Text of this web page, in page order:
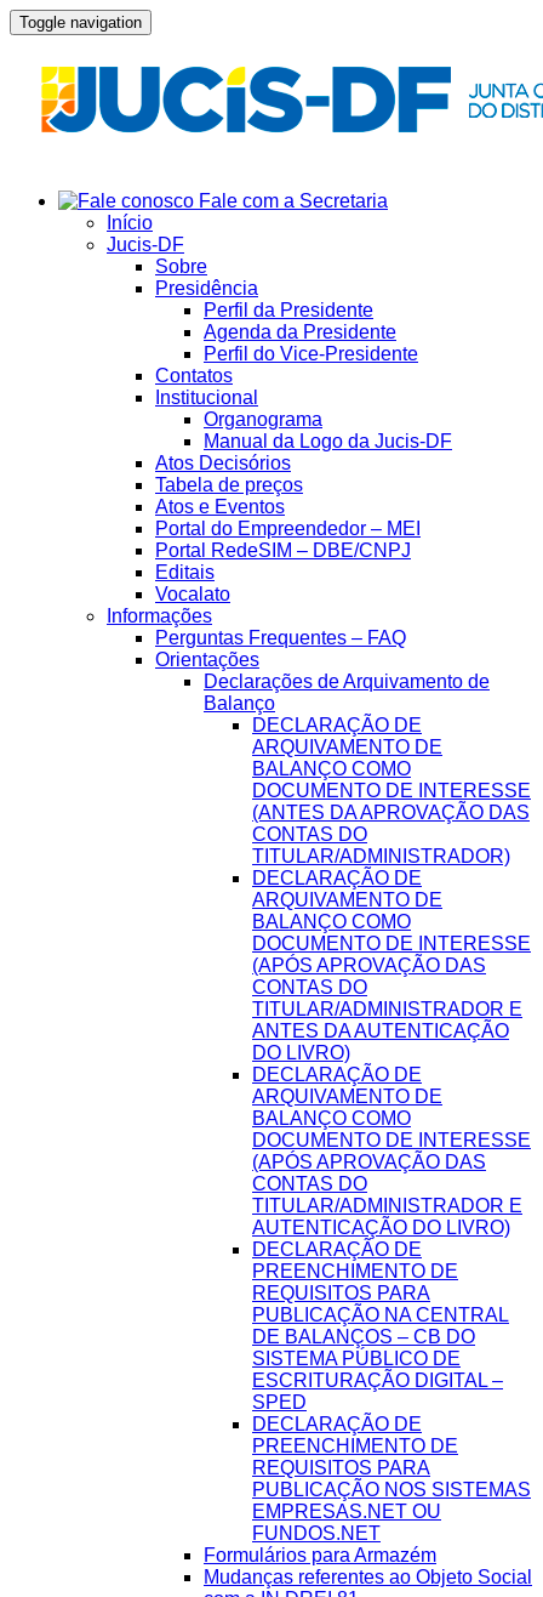
Toggle navigation
Fale com a Secretaria
Início
Jucis-DF
Sobre
Presidência
Perfil da Presidente
Agenda da Presidente
Perfil do Vice-Presidente
Contatos
Institucional
Organograma
Manual da Logo da Jucis-DF
Atos Decisórios
Tabela de preços
Atos e Eventos
Portal do Empreendedor – MEI
Portal RedeSIM – DBE/CNPJ
Editais
Vocalato
Informações
Perguntas Frequentes – FAQ
Orientações
Declarações de Arquivamento de
Balanço
DECLARAÇÃO DE
ARQUIVAMENTO DE
BALANÇO COMO
DOCUMENTO DE INTERESSE
(ANTES DA APROVAÇÃO DAS
CONTAS DO
TITULAR/ADMINISTRADOR)
DECLARAÇÃO DE
ARQUIVAMENTO DE
BALANÇO COMO
DOCUMENTO DE INTERESSE
(APÓS APROVAÇÃO DAS
CONTAS DO
TITULAR/ADMINISTRADOR E
ANTES DA AUTENTICAÇÃO
DO LIVRO)
DECLARAÇÃO DE
ARQUIVAMENTO DE
BALANÇO COMO
DOCUMENTO DE INTERESSE
(APÓS APROVAÇÃO DAS
CONTAS DO
TITULAR/ADMINISTRADOR E
AUTENTICAÇÃO DO LIVRO)
DECLARAÇÃO DE
PREENCHIMENTO DE
REQUISITOS PARA
PUBLICAÇÃO NA CENTRAL
DE BALANÇOS – CB DO
SISTEMA PÚBLICO DE
ESCRITURAÇÃO DIGITAL –
SPED
DECLARAÇÃO DE
PREENCHIMENTO DE
REQUISITOS PARA
PUBLICAÇÃO NOS SISTEMAS
EMPRESAS.NET OU
FUNDOS.NET
Formulários para Armazém
Mudanças referentes ao Objeto Social